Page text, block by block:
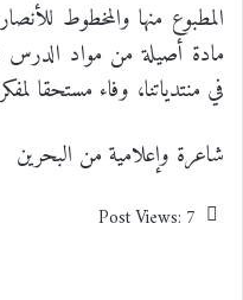
المطبوع منها والمخطوط
مادة أصيلة من مواد الدرس في
في منتدياتنا، وفاء مستحقا
شاعرة وإعلامية من البحرين
Post Views: 7